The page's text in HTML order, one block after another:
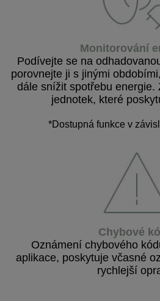
Monitorování
Podívejte se na
porovnejte ji s jinými
dále snížit spotřebu energie.
jednotek, které
*Dostupná funkce v
Chybové
Oznámení chybového
aplikace, poskytuje včasné
rychlejší